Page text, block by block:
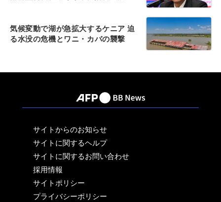
気候変動で湖が急拡大するケニア 迫
る水没の危機とワニ・カバの襲撃
サイトからのお知らせ
サイトに関するヘルプ
サイトに関するお問い合わせ
採用情報
サイトポリシー
プライバシーポリシー